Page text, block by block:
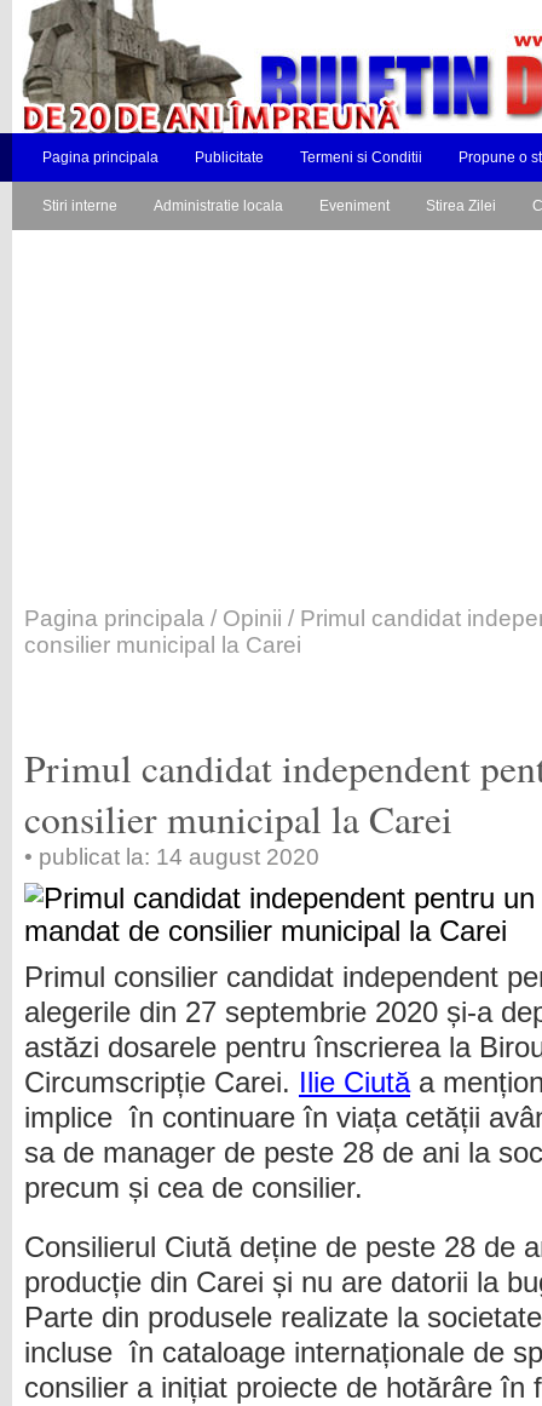
Pagina principala Publicitate Termeni si Conditii Propune o
Stiri interne Administratie locala Eveniment Stirea Zilei
Pagina principala / Opinii / Primul candidat
consilier municipal la Carei
Primul candidat independent
consilier municipal la Carei
• publicat la: 14 august 2020
Primul consilier candidat independent
alegerile din 27 septembrie 2020 și-a
astăzi dosarele pentru înscrierea la
Circumscripție Carei. Ilie Ciutăa
implice în continuare în viața cetății
sa de manager de peste 28 de ani la
precum și cea de consilier.
Consilierul Ciută deține de peste 28 de
producție din Carei și nu are datorii la
Parte din produsele realizate la
incluse în cataloage internaționale de
consilier a inițiat proiecte de hotărâre în